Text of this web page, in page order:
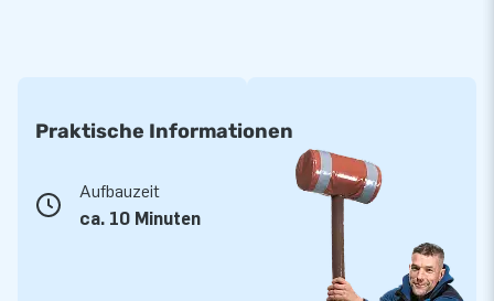
Praktische Informationen
Aufbauzeit
ca. 10 Minuten